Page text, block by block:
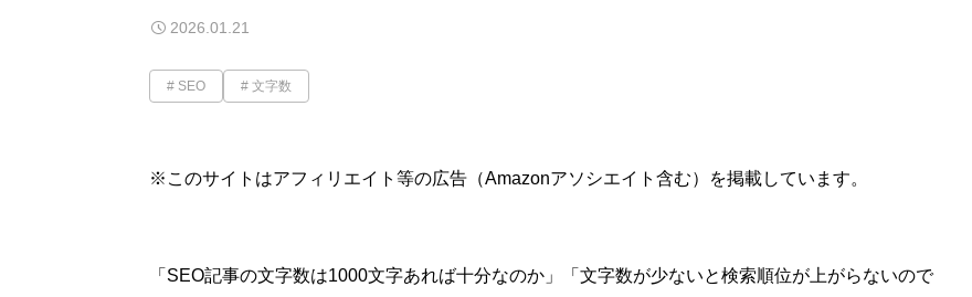
2026.01.21
SEO 文字数
※このサイトはアフィリエイト等の広告（Amazonアソシエイト含む）を掲載しています。
「SEO記事の文字数は1000文字あれば十分なのか」「文字数が少ないと検索順位が上がらないので